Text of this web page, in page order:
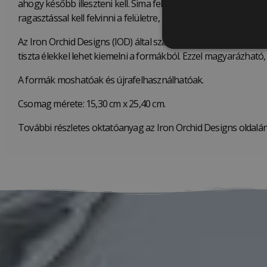
ahogy később illeszteni kell. Sima felületű bútorlapra
ragasztással kell felvinni a felületre, bútornál faragasztóval.
Az Iron Orchid Designs (IOD) által szabadalmaztatott
tiszta élekkel lehet kiemelni a formákból. Ezzel
A formák moshatóak és újrafelhasználhatóak.
Csomag mérete: 15,30 cm x 25,40 cm.
További részletes oktatóanyag az Iron Orchid Designs